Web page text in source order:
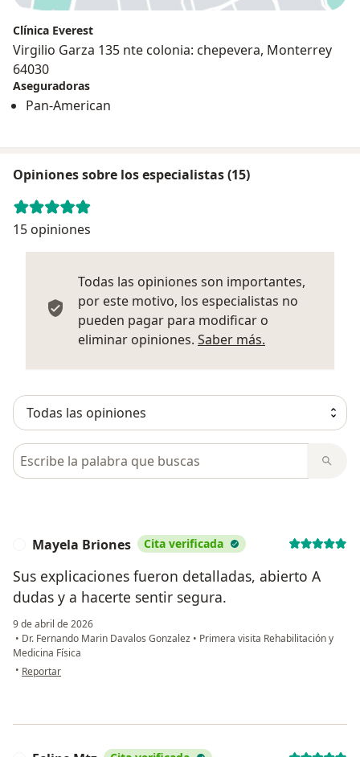
Clínica Everest
Virgilio Garza 135 nte colonia: chepevera, Monterrey
64030
Aseguradoras
Pan-American
Opiniones sobre los especialistas (15)
15 opiniones
Todas las opiniones son importantes,
por este motivo, los especialistas no
pueden pagar para modificar o
eliminar opiniones. Saber más.
Busca en opiniones
Mayela Briones Cita verificada
Sus explicaciones fueron detalladas, abierto A
dudas y a hacerte sentir segura.
9 de abril de 2026
• Dr. Fernando Marin Davalos Gonzalez • Primera visita Rehabilitación y
Medicina Física
• en opinión del usuario Mayela Briones
Reportar